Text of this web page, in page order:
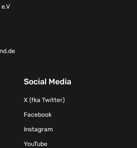
Social Media
X (fka Twitter)
Facebook
Instagram
YouTube